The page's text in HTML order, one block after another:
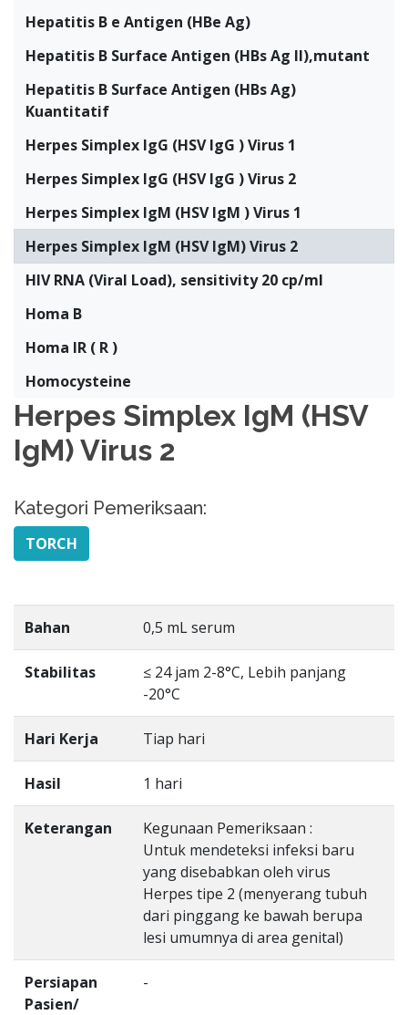
Hepatitis B e Antigen (HBe Ag)
Hepatitis B Surface Antigen (HBs Ag II),mutant
Hepatitis B Surface Antigen (HBs Ag)
Kuantitatif
Herpes Simplex IgG (HSV IgG ) Virus 1
Herpes Simplex IgG (HSV IgG ) Virus 2
Herpes Simplex IgM (HSV IgM ) Virus 1
Herpes Simplex IgM (HSV IgM) Virus 2
HIV RNA (Viral Load), sensitivity 20 cp/ml
Homa B
Homa IR ( R )
Homocysteine
Herpes Simplex IgM (HSV
IgM) Virus 2
Kategori Pemeriksaan:
TORCH
Bahan 0,5 mL serum
Stabilitas
≤ 24 jam 2-8°C, Lebih panjang
-20°C
Hari Kerja Tiap hari
Hasil 1 hari
Keterangan
Kegunaan Pemeriksaan :
Untuk mendeteksi infeksi baru
yang disebabkan oleh virus
Herpes tipe 2 (menyerang tubuh
dari pinggang ke bawah berupa
lesi umumnya di area genital)
Persiapan
Pasien/
-